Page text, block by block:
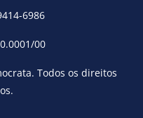
6986
00
. Todos os direitos